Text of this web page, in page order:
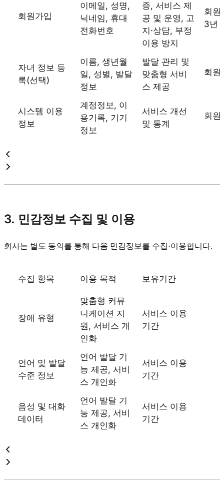
회원가입
이메일, 성명,
닉네임, 휴대
전화번호
증, 서비스 제
공 및 운영, 고
지·상담, 부정
이용 방지
회원
3년
자녀 정보 등
록(선택)
이름, 생년월
일, 성별, 발달
정보
발달 관리 및
맞춤형 서비
스 제공
회원
시스템 이용
정보
계정정보, 이
용기록, 기기
정보
서비스 개선
및 통계
회원
3. 민감정보 수집 및 이용
회사는 별도 동의를 통해 다음 민감정보를 수집·이용합니다.
수집 항목 이용 목적 보유기간
장애 유형
맞춤형 커뮤
니케이션 지
원, 서비스 개
인화
서비스 이용
기간
언어 및 발달
수준 정보
언어 발달 기
능 제공, 서비
스 개인화
서비스 이용
기간
음성 및 대화
데이터
언어 발달 기
능 제공, 서비
스 개인화
서비스 이용
기간